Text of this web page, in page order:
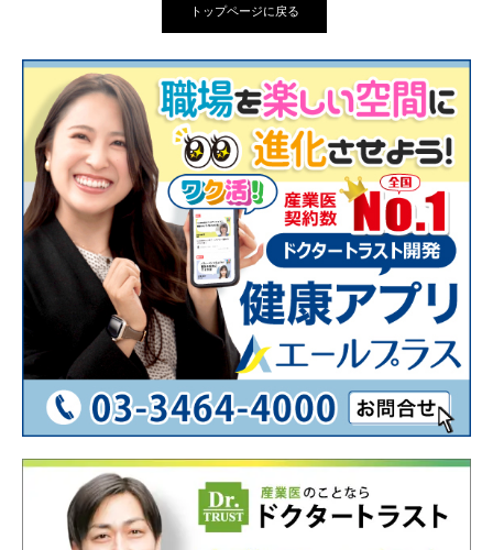
トップページに戻る